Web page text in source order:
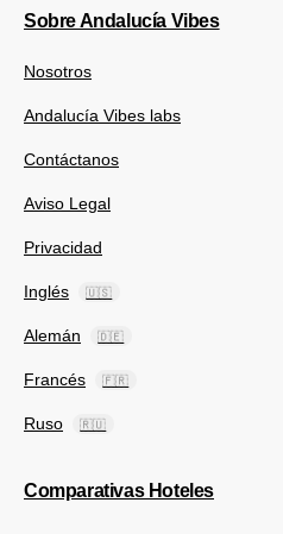
Sobre Andalucía Vibes
Nosotros
Andalucía Vibes labs
Contáctanos
Aviso Legal
Privacidad
Inglés 🇺🇸
Alemán 🇩🇪
Francés 🇫🇷
Ruso 🇷🇺
Comparativas Hoteles